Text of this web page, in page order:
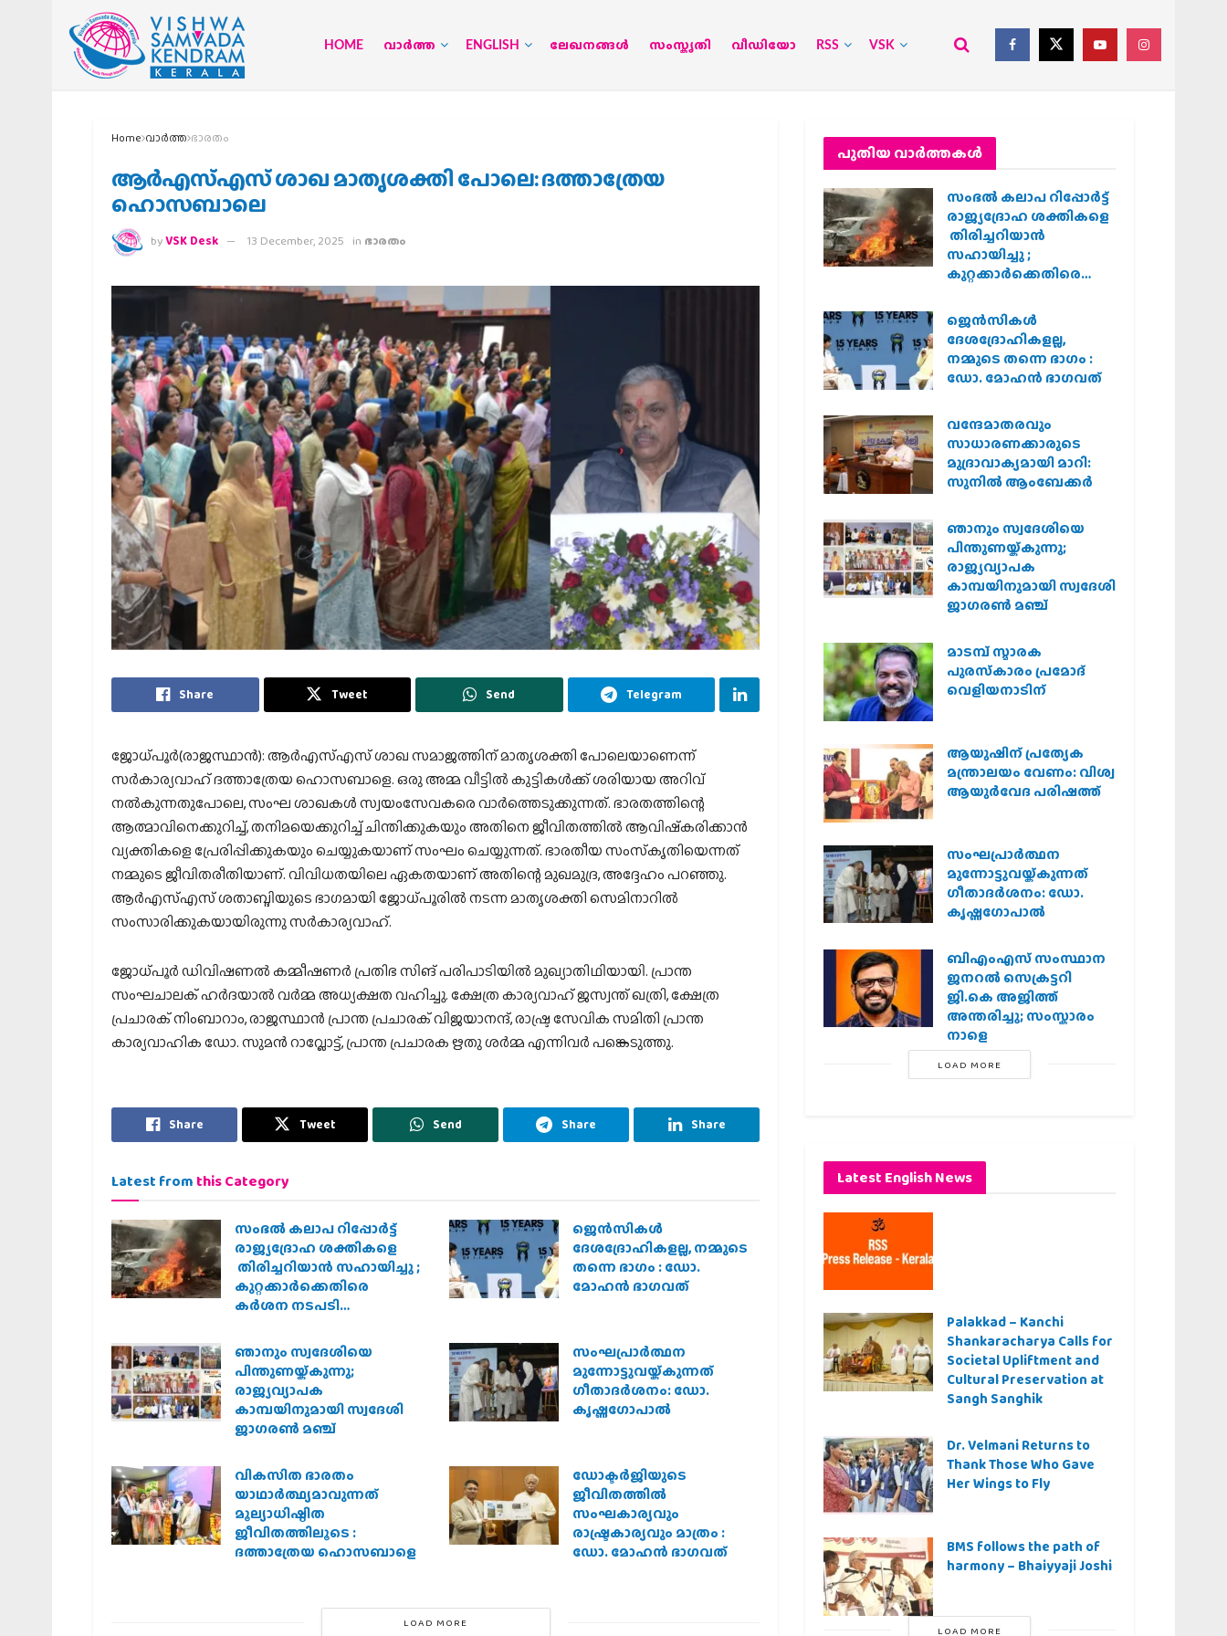
HOME വാര്‍ത്ത ENGLISH ലേഖനങ്ങള്‍ സംസ്കൃതി വീഡിയോ RSS VSK
Home വാര്‍ത്ത ഭാരതം
ആര്‍എസ്എസ് ശാഖ മാതൃശക്തി പോലെ: ദത്താത്രേയ
ഹൊസബാലെ
byVSK Desk 13 December, 2025 in ഭാരതം
Share Tweet Send Telegram
ജോധ്പൂര്‍(രാജസ്ഥാന്‍): ആര്‍എസ്എസ് ശാഖ സമാജത്തിന് മാതൃശക്തി പോലെയാണെന്ന്
സര്‍കാര്യവാഹ് ദത്താത്രേയ ഹൊസബാളെ. ഒരു അമ്മ വീട്ടില്‍ കുട്ടികള്‍ക്ക് ശരിയായ അറിവ്
നല്‍കുന്നതുപോലെ, സംഘ ശാഖകള്‍ സ്വയംസേവകരെ വാര്‍ത്തെടുക്കുന്നത്. ഭാരതത്തിന്റെ
ആത്മാവിനെക്കുറിച്ച്, തനിമയെക്കുറിച്ച് ചിന്തിക്കുകയും അതിനെ ജീവിതത്തില്‍ ആവിഷ്‌കരിക്കാന്‍
വ്യക്തികളെ പ്രേരിപ്പിക്കുകയും ചെയ്യുകയാണ് സംഘം ചെയ്യുന്നത്. ഭാരതീയ സംസ്‌കൃതിയെന്നത്
നമ്മുടെ ജീവിതരീതിയാണ്. വിവിധതയിലെ ഏകതയാണ് അതിന്റെ മുഖമുദ്ര, അദ്ദേഹം പറഞ്ഞു.
ആര്‍എസ്എസ് ശതാബ്ദിയുടെ ഭാഗമായി ജോധ്പൂരില്‍ നടന്ന മാതൃശക്തി സെമിനാറില്‍
സംസാരിക്കുകയായിരുന്നു സര്‍കാര്യവാഹ്.
ജോധ്പൂര്‍ ഡിവിഷണല്‍ കമ്മീഷണര്‍ പ്രതിഭ സിങ് പരിപാടിയില്‍ മുഖ്യാതിഥിയായി. പ്രാന്ത
സംഘചാലക് ഹര്‍ദയാല്‍ വര്‍മ്മ അധ്യക്ഷത വഹിച്ചു. ക്ഷേത്ര കാര്യവാഹ് ജസ്വന്ത് ഖത്രി, ക്ഷേത്ര
പ്രചാരക് നിംബാറാം, രാജസ്ഥാന്‍ പ്രാന്ത പ്രചാരക് വിജയാനന്ദ്, രാഷ്ട്ര സേവിക സമിതി പ്രാന്ത
കാര്യവാഹിക ഡോ. സുമന്‍ റാവ്ലോട്ട്, പ്രാന്ത പ്രചാരക ഋതു ശര്‍മ്മ എന്നിവര്‍ പങ്കെടുത്തു.
Share Tweet Send Share Share
Latest from this Category
സംഭൽ കലാപ റിപ്പോർട്ട്
രാജ്യദ്രോഹ ശക്തികളെ
തിരിച്ചറിയാൻ സഹായിച്ചു ;
കുറ്റക്കാർക്കെതിരെ
കർശന നടപടി
പരിഷത്ത്
ജെന്‍സികള്‍
ദേശദ്രോഹികളല്ല, നമ്മുടെ
തന്നെ ഭാഗം : ഡോ.
മോഹന്‍ ഭാഗവത്
ഞാനും സ്വദേശിയെ
പിന്തുണയ്ക്കുന്നു;
രാജ്യവ്യാപക
കാമ്പയിനുമായി സ്വദേശി
ജാഗരണ്‍ മഞ്ച്
സംഘപ്രാര്‍ത്ഥന
മുന്നോട്ടുവയ്ക്കുന്നത്
ഗീതാദര്‍ശനം: ഡോ.
കൃഷ്ണഗോപാല്‍
വികസിത ഭാരതം
യാഥാർത്ഥ്യമാവുന്നത്
മൂല്യാധിഷ്ഠിത
ജീവിതത്തിലൂടെ :
ദത്താത്രേയ ഹൊസബാളെ
ഡോക്ടർജിയുടെ
ജീവിതത്തിൽ
സംഘകാര്യവും
രാഷ്ട്രകാര്യവും മാത്രം :
ഡോ. മോഹൻ ഭാഗവത്
LOAD MORE
പുതിയ വാര്‍ത്തകള്‍
സംഭൽ കലാപ റിപ്പോർട്ട്
രാജ്യദ്രോഹ ശക്തികളെ
തിരിച്ചറിയാൻ
സഹായിച്ചു ;
കുറ്റക്കാർക്കെതിരെ
വേണമെന്ന് വിശ്വഹിന്ദു
പരിഷത്ത്
ജെന്‍സികള്‍
ദേശദ്രോഹികളല്ല,
നമ്മുടെ തന്നെ ഭാഗം :
ഡോ. മോഹന്‍ ഭാഗവത്
വന്ദേമാതരവും
സാധാരണക്കാരുടെ
മുദ്രാവാക്യമായി മാറി:
സുനിൽ ആംബേക്കർ
ഞാനും സ്വദേശിയെ
പിന്തുണയ്ക്കുന്നു;
രാജ്യവ്യാപക
കാമ്പയിനുമായി സ്വദേശി
ജാഗരണ്‍ മഞ്ച്
മാടമ്പ് സ്മാരക
പുരസ്‌കാരം പ്രമോദ്
വെളിയനാടിന്
ആയുഷിന് പ്രത്യേക
മന്ത്രാലയം വേണം: വിശ്വ
ആയുര്‍വേദ പരിഷത്ത്
സംഘപ്രാര്‍ത്ഥന
മുന്നോട്ടുവയ്ക്കുന്നത്
ഗീതാദര്‍ശനം: ഡോ.
കൃഷ്ണഗോപാല്‍
ബിഎംഎസ് സംസ്ഥാന
ജനറൽ സെക്രട്ടറി
ജി.കെ അജിത്ത്
അന്തരിച്ചു; സംസ്കാരം
നാളെ
LOAD MORE
Latest English News
Palakkad – Kanchi
Shankaracharya Calls for
Societal Upliftment and
Cultural Preservation at
Sangh Sanghik
Dr. Velmani Returns to
Thank Those Who Gave
Her Wings to Fly
BMS follows the path of
harmony – Bhaiyyaji Joshi
LOAD MORE